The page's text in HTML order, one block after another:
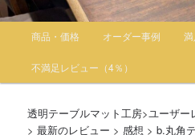
メインメニュー
メインコンテンツへ移動
サブコンテンツへ移動
商品・価格 オーダー事例
不満足レビュー（4％）
透明テーブルマット工房>ユーザー
>最新のレビュー >感想 >b.丸角